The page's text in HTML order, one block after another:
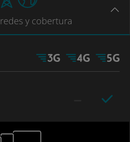
redes y cobertura